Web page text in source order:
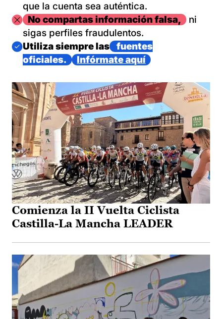
que la cuenta sea auténtica.
ImagenNo compartas información falsa,
ni
sigas perfiles fraudulentos.
Imagen
Utiliza siempre las
fuentes
oficiales.
Infórmate aquí
Comienza la II Vuelta Ciclista
Castilla-La Mancha LEADER